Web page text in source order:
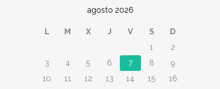
agosto 2026
L M X J V S
D
1
2
3
4 5 6 7 8
9
10
11 12 13 14 15
16